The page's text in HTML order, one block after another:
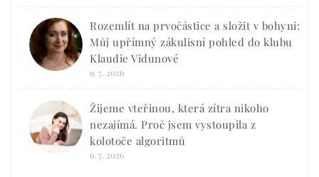
Rozemlít na prvočástice a složit v bohyni:
Můj upřímný zákulisní pohled do klubu
Klaudie Vidunové
9. 7. 2026
Žijeme vteřinou, která zítra nikoho
nezajímá. Proč jsem vystoupila z
kolotoče algoritmů
6. 7. 2026